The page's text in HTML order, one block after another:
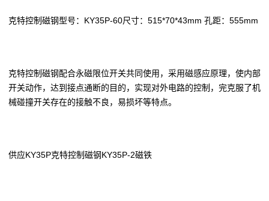
克特控制磁钢型号：KY35P-60尺寸：515*70*43mm 孔距：555mm
克特控制磁钢配合永磁限位开关共同使用，采用磁感应原理，使内部
开关动作，达到接点通断的目的，实现对外电路的控制，完克服了机
械碰撞开关存在的接触不良，易损坏等特点。
供应KY35P克特控制磁钢KY35P-2磁铁